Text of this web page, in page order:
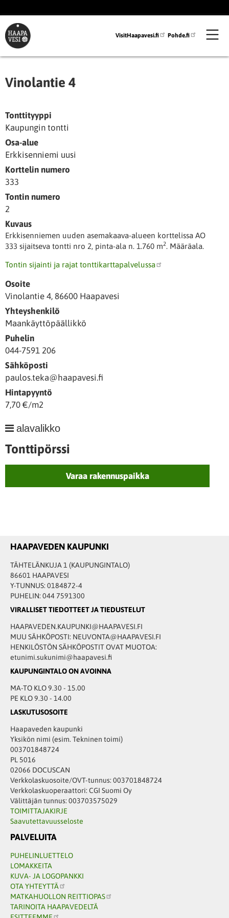
pääsisältöön
VisitHaapavesi.fi Pohde.fi
Tonttipörssi
Varaa rakennuspaikka
Vinolantie 4
Tonttityyppi
Kaupungin tontti
Osa-alue
Erkkisenniemi uusi
Korttelin numero
333
Tontin numero
2
Kuvaus
Erkkisenniemen uuden asemakaava-alueen korttelissa AO
333 sijaitseva tontti nro 2, pinta-ala n. 1.760 m2. Määräala.
Tontin sijainti ja rajat tonttikarttapalvelussa
Osoite
Vinolantie 4, 86600 Haapavesi
Yhteyshenkilö
Maankäyttöpäällikkö
Puhelin
044-7591 206
Sähköposti
paulos.teka@haapavesi.fi
Hintapyyntö
7,70 €/m2
HAAPAVEDEN KAUPUNKI
TÄHTELÄNKUJA 1 (KAUPUNGINTALO)
86601 HAAPAVESI
Y-TUNNUS: 0184872-4
PUHELIN: 044 7591300
VIRALLISET TIEDOTTEET JA TIEDUSTELUT
HAAPAVEDEN.KAUPUNKI@HAAPAVESI.FI
MUU SÄHKÖPOSTI: NEUVONTA@HAAPAVESI.FI
HENKILÖSTÖN SÄHKÖPOSTIT OVAT MUOTOA:
etunimi.sukunimi@haapavesi.fi
KAUPUNGINTALO ON AVOINNA
MA-TO KLO 9.30 - 15.00
PE KLO 9.30 - 14.00
LASKUTUSOSOITE
Haapaveden kaupunki
Yksikön nimi (esim. Tekninen toimi)
003701848724
PL 5016
02066 DOCUSCAN
Verkkolaskuosoite/OVT-tunnus: 003701848724
Verkkolaskuoperaattori: CGI Suomi Oy
Välittäjän tunnus: 003703575029
TOIMITTAJAKIRJE
Saavutettavuusseloste
PALVELUITA
PUHELINLUETTELO
LOMAKKEITA
KUVA- JA LOGOPANKKI
OTA YHTEYTTÄ
MATKAHUOLLON REITTIOPAS
TARINOITA HAAPAVEDELTÄ